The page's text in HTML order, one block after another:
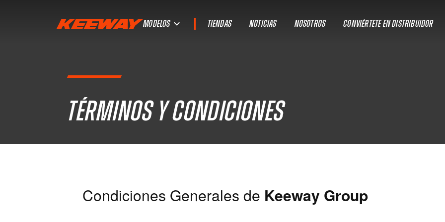
MODELOS TIENDAS NOTICIAS NOSOTROS CONVIÉRTETE EN DISTRIBUIDOR
Términos y condiciones
Condiciones Generales de Keeway Group